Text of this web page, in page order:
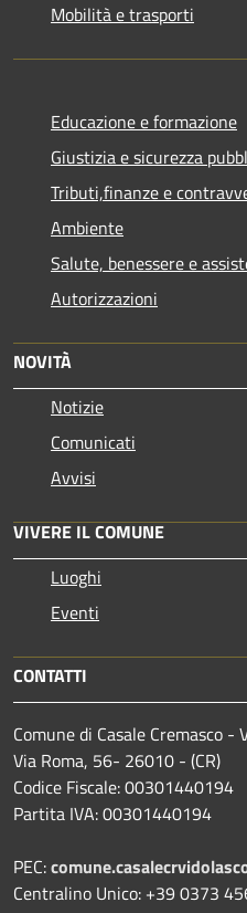
Mobilità e trasporti
Educazione e formazione
Giustizia e sicurezza
Tributi,finanze e
Ambiente
Salute, benessere e
Autorizzazioni
NOVITÀ
Notizie
Comunicati
Avvisi
VIVERE IL COMUNE
Luoghi
Eventi
CONTATTI
Comune di Casale Cremasco -
Via Roma, 56- 26010 - (CR)
Codice Fiscale: 00301440194
Partita IVA: 00301440194
PEC:
Centralino Unico: +39 0373